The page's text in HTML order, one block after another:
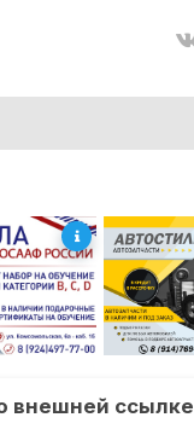
внешней ссылке